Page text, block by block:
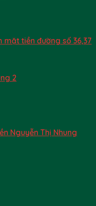
mặt tiền đường số 36,37
Nguyễn Thị Nhung